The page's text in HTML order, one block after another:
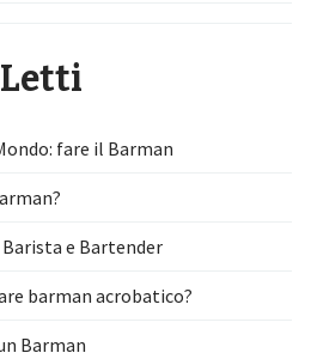
fare il Barman
e Bartender
barman acrobatico?
Barman